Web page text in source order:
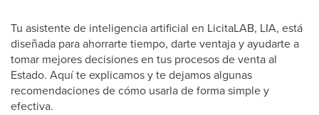
Tu asistente de inteligencia artificial en LicitaLAB, LIA, está
diseñada para ahorrarte tiempo, darte ventaja y ayudarte a
tomar mejores decisiones en tus procesos de venta al
Estado. Aquí te explicamos y te dejamos algunas
recomendaciones de cómo usarla de forma simple y
efectiva.